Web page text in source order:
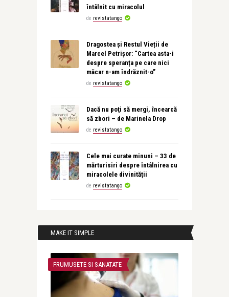
întâlnit cu miracolul
de revistatango
Dragostea și Restul Vieții de
Marcel Petrișor: “Cartea asta-i
despre speranța pe care nici
măcar n-am îndrăznit-o”
de revistatango
Dacă nu poţi să mergi, încearcă
să zbori – de Marinela Drop
de revistatango
Cele mai curate minuni – 33 de
mărturisiri despre întâlnirea cu
miracolele divinității
de revistatango
MAKE IT SIMPLE
FRUMUSETE SI SANATATE